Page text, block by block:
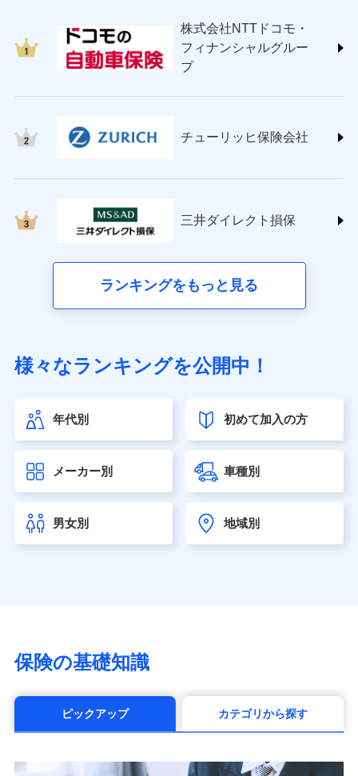
ＳＯＭＰＯダイレクト損害保険株式会社
(https://www.sompo-direct.co.jp/)
チューリッヒ保険会社 (https://www.zurich.co.jp/)
(https://www.nisshinfire.co.jp/)
(https://www.petfamilyins.co.jp/)
ins.com/)
三井ダイレクト損害保険株式会社
（https://www.sonylife.co.jp）
第一ネオ生命保険株式会社（https://neofirst.co.jp/）
大樹生命保険株式会社（https://www.taiju-life.co.jp）
seimei.co.jp）
チューリッヒ生命保険株式会社
東京海上日動あんしん生命保険株式会社
（https://www.tmn-anshin.co.jp/）
マニュライフ生命保険株式会社
（https://www.manulife.co.jp/）
（https://www.msa-life.co.jp/）
メットライフ生命株式会社(https://www.metlife.co.jp/)
株式会社NTTドコモ・
フィナンシャルグルー
プ
チューリッヒ保険会社
三井ダイレクト損保
ランキングをもっと見る
様々なランキングを公開中！
年代別 初めて加入の方
メーカー別 車種別
男女別 地域別
保険の基礎知識
ピックアップ カテゴリから探す